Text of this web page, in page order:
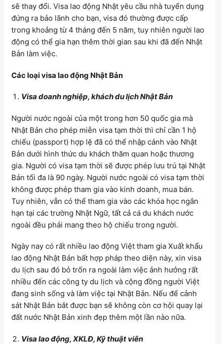
sẽ thay đổi. Visa lao động Nhật yêu cầu nhà tuyển dụng
đứng ra bảo lãnh cho bạn, visa đó thường được cấp
trong khoảng từ 4 tháng đến 5 năm, tuy nhiên người lao
động có thể gia hạn thêm thời gian sau khi đã đến Nhật
Bản làm việc.
Các loại visa lao động Nhật Bản
Visa doanh nghiệp, khách du lịch Nhật Bản
Người nước ngoài của một trong hơn 50 quốc gia mà
Nhật Bản cho phép miễn visa tạm thời thì chỉ cần 1 hộ
chiếu (passport) hợp lệ đã có thể nhập cảnh vào Nhật
Bản dưới hình thức du khách thăm quan hoặc thương
gia. Người có visa tạm thời sẽ được phép lưu trú tại Nhật
Bản tối đa là 90 ngày. Người nước ngoài có visa tạm thời
không được phép tham gia vào kinh doanh, mua bán.
Tuy nhiên, vẫn có thể tham gia vào các khóa học ngắn
hạn tại các trường Nhật Ngữ, tất cả cá du khách nước
ngoài đều phải mang theo hộ chiếu trong người.
Ngày nay có rất nhiều lao động Việt tham gia Xuất khẩu
lao động Nhật Bản bất hợp pháp theo diện này, xin visa
du lịch sau đó bỏ trốn ra ngoài làm việc ảnh hưởng rất
nhiều đến các công ty du lịch và cộng đồng người Việt
đang sinh sống và làm việc tại Nhật Bản. Nếu để cảnh
sát Nhật Bản bắt được bạn sẽ không còn cơ hội quay lại
đất nước Nhật Bản xinh đẹp thêm một lần nào nữa.
Visa lao động, XKLĐ, Kỹ thuật viên